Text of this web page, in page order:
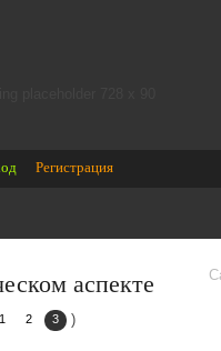
Регистрация
аспекте
1 2 3 )